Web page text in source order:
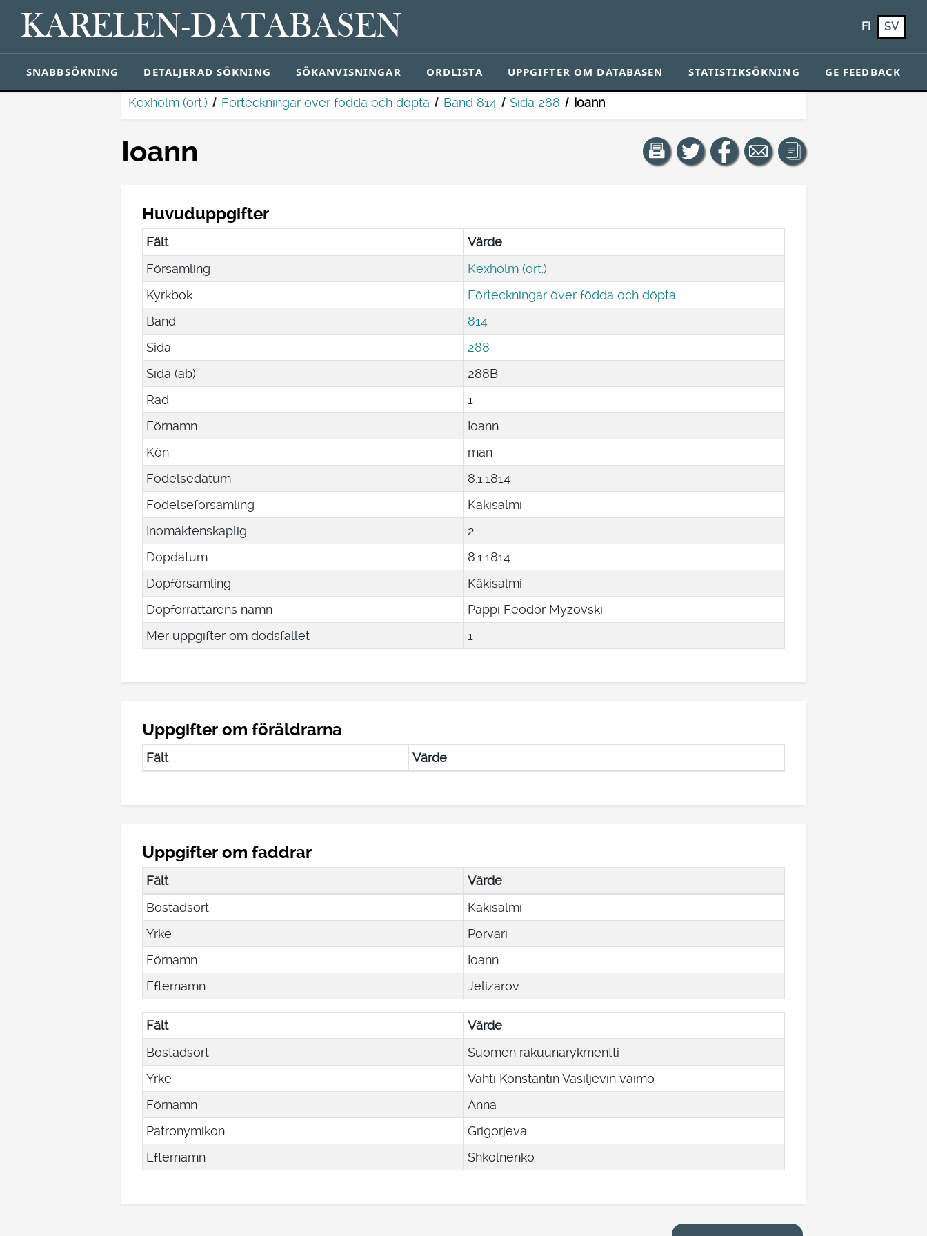
KARELEN-DATABASEN FI SV
SNABBSÖKNING DETALJERAD SÖKNING SÖKANVISNINGAR ORDLISTA UPPGIFTER OM DATABASEN STATISTIKSÖKNING GE FEEDBACK
Kexholm (ort.) Förteckningar över födda och döpta Band 814 Sida 288 Ioann
Ioann
Huvuduppgifter
Fält
Värde
Församling
Kexholm (ort.)
Kyrkbok
Förteckningar över födda och döpta
Band
814
Sida
288
Sida (ab)
288B
Rad
1
Förnamn
Ioann
Kön
man
Födelsedatum
8.1 .1814
Födelseförsamling
Käkisalmi
Inomäktenskaplig
2
Dopdatum
8.1 .1814
Dopförsamling
Käkisalmi
Dopförrättarens namn
Pappi Feodor Myzovski
Mer uppgifter om dödsfallet
1
Uppgifter om föräldrarna
Fält Värde
Uppgifter om faddrar
Fält
Värde
Bostadsort
Käkisalmi
Yrke
Porvari
Förnamn
Ioann
Efternamn
Jelizarov
Fält
Värde
Bostadsort
Suomen rakuunarykmentti
Yrke
Vahti Konstantin Vasiljevin vaimo
Förnamn
Anna
Patronymikon
Grigorjeva
Efternamn
Shkolnenko